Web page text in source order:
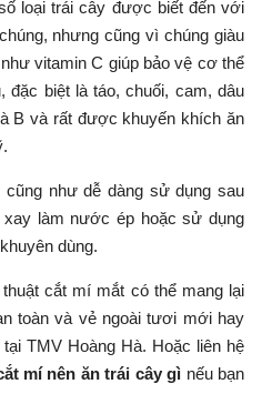
loại trái cây được biết đến với
nhưng cũng vì chúng giàu
vitamin C giúp bảo vệ cơ thể
đặc biệt là táo, chuối, cam, dâu
B và rất được khuyến khích ăn
như dễ dàng sử dụng sau
xay làm nước ép hoặc sử dụng
dùng.
cắt mí mắt có thể mang lại
toàn và vẻ ngoài tươi mới hay
TMV Hoàng Hà. Hoặc liên hệ
mí nên ăn trái cây gì nếu bạn